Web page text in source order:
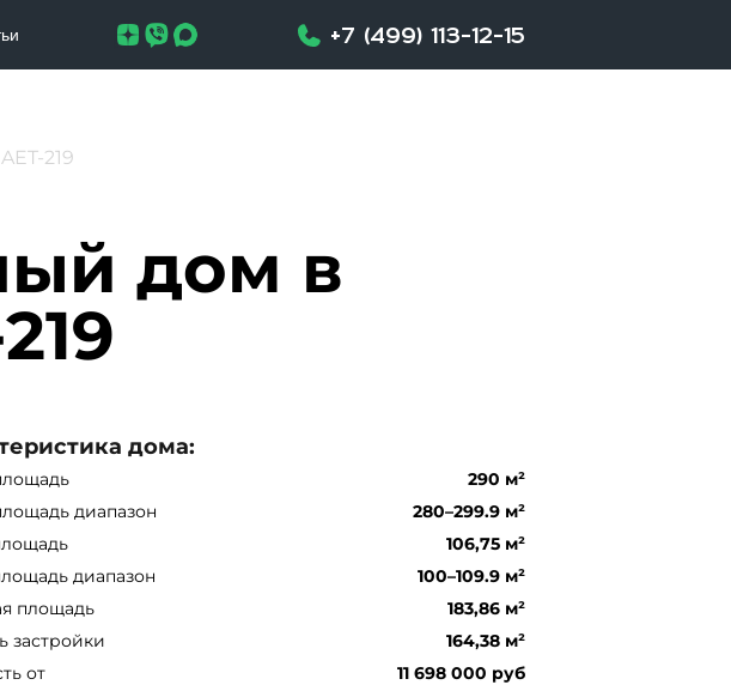
+7 (499) 113-12-15
219
дом в
дома:
290 м²
диапазон
280–299.9 м²
106,75 м²
диапазон
100–109.9 м²
площадь
183,86 м²
застройки
164,38 м²
от
11 698 000 руб